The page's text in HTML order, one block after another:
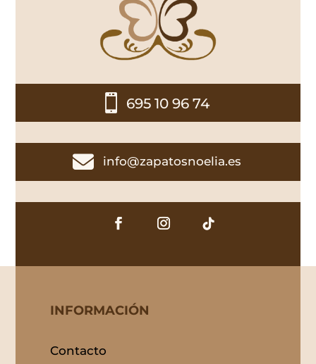
 695 10 96 74
 info@zapatosnoelia.es
INFORMACIÓN
Contacto